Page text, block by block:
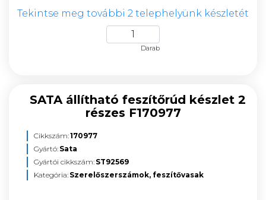
Tekintse meg további 2 telephelyünk készletét
Darab
SATA állítható feszítőrúd készlet 2
részes F170977
Cikkszám:170977
Gyártó: Sata
Gyártói cikkszám: ST92569
Kategória: Szerelőszerszámok, feszítővasak